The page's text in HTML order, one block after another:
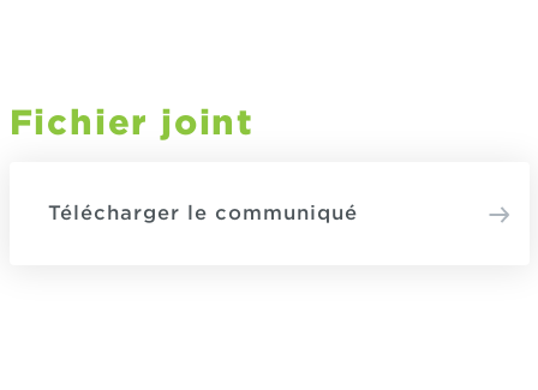
Fichier joint
Télécharger le communiqué